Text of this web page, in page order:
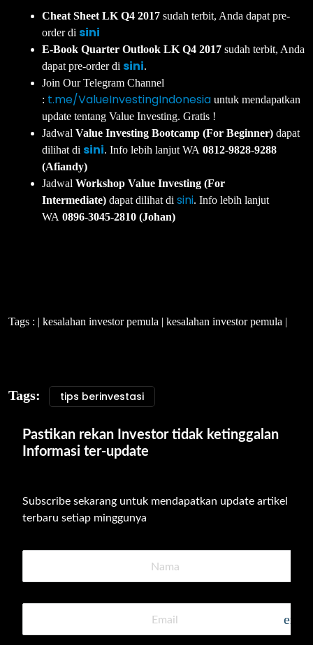
Cheat Sheet LK Q4 2017 sudah terbit, Anda dapat pre-
order di sini
E-Book Quarter Outlook LK Q4 2017 sudah terbit, Anda
dapat pre-order di sini.
Join Our Telegram Channel
: t.me/ValueInvestingIndonesia untuk mendapatkan
update tentang Value Investing. Gratis !
Jadwal Value Investing Bootcamp (For Beginner) dapat
dilihat di sini. Info lebih lanjut WA 0812-9828-9288
(Afiandy)
Jadwal Workshop Value Investing (For
Intermediate) dapat dilihat di sini. Info lebih lanjut
WA 0896-3045-2810 (Johan)
Tags : | kesalahan investor pemula | kesalahan investor pemula |
Tags: tips berinvestasi
Pastikan rekan Investor tidak ketinggalan
Informasi ter-update
Subscribe sekarang untuk mendapatkan update artikel
terbaru setiap minggunya